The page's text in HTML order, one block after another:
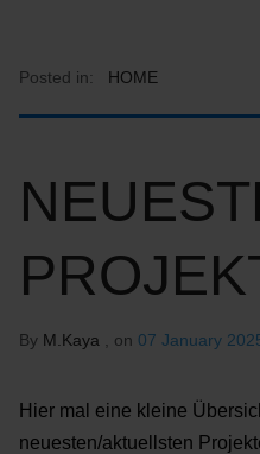
Posted in: HOME
By M.Kaya , on 07 January
Hier mal eine kleine
neuesten/aktuellsten